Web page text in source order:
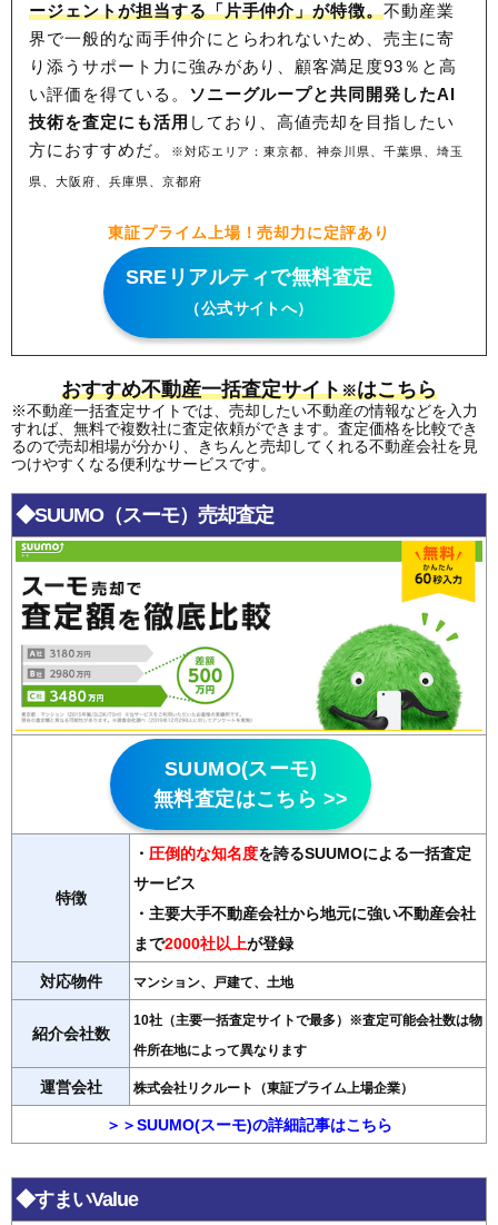
ージェントが担当する「片手仲介」が特徴。不動産業
界で一般的な両手仲介にとらわれないため、売主に寄
り添うサポート力に強みがあり、顧客満足度93％と高
い評価を得ている。 ソニーグループと共同開発したAI
技術を査定にも活用 しており、高値売却を目指したい
方におすすめだ。
※対応エリア：東京都、神奈川県、千葉県、埼玉
県、大阪府、兵庫県、京都府
東証プライム上場！売却力に定評あり
SREリアルティで無料査定
（公式サイトへ）
おすすめ不動産一括査定サイト※はこちら
※不動産一括査定サイトでは、売却したい不動産の情報などを入力
すれば、無料で複数社に査定依頼ができます。査定価格を比較でき
るので売却相場が分かり、きちんと売却してくれる不動産会社を見
つけやすくなる便利なサービスです。
◆SUUMO（スーモ）売却査定
SUUMO(スーモ)
無料査定はこちら >>
特徴
・ 圧倒的な知名度を誇るSUUMOによる一括査定
サービス
・主要大手不動産会社から地元に強い不動産会社
まで2000社以上が登録
対応物件 マンション、戸建て、土地
紹介会社数
10社（主要一括査定サイトで最多）※査定可能会社数は物
件所在地によって異なります
運営会社 株式会社リクルート（東証プライム上場企業）
＞＞SUUMO(スーモ)の詳細記事はこちら
◆すまいValue